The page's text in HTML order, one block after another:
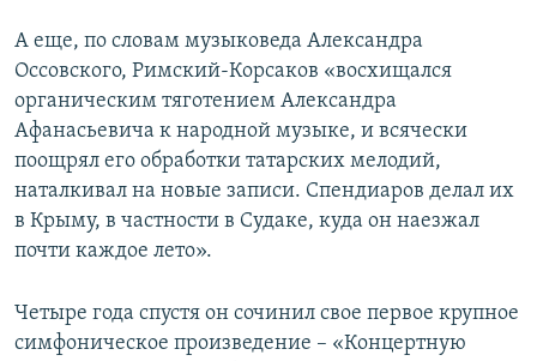
А еще, по словам музыковеда Александра
Оссовского, Римский-Корсаков «восхищался
органическим тяготением Александра
Афанасьевича к народной музыке, и всячески
поощрял его обработки татарских мелодий,
наталкивал на новые записи. Спендиаров делал их
в Крыму, в частности в Судаке, куда он наезжал
почти каждое лето».
Четыре года спустя он сочинил свое первое крупное
симфоническое произведение – «Концертную